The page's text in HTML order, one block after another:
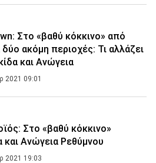
Στο «βαθύ κόκκινο» από
ακόμη περιοχές: Τι αλλάζει
και Ανώγεια
2021 09:01
Στο «βαθύ κόκκινο»
και Ανώγεια Ρεθύμνου
2021 19:03